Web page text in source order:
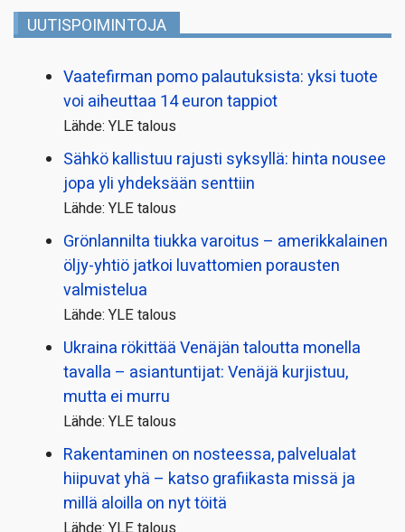
UUTISPOIMINTOJA
Vaatefirman pomo palautuksista: yksi tuote
voi aiheuttaa 14 euron tappiot
Lähde: YLE talous
Sähkö kallistuu rajusti syksyllä: hinta nousee
jopa yli yhdeksään senttiin
Lähde: YLE talous
Grönlannilta tiukka varoitus – amerikkalainen
öljy-yhtiö jatkoi luvattomien porausten
valmistelua
Lähde: YLE talous
Ukraina rökittää Venäjän taloutta monella
tavalla – asiantuntijat: Venäjä kurjistuu,
mutta ei murru
Lähde: YLE talous
Rakentaminen on nosteessa, palvelualat
hiipuvat yhä – katso grafiikasta missä ja
millä aloilla on nyt töitä